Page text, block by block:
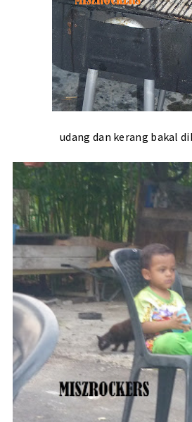
udang dan kerang bakal